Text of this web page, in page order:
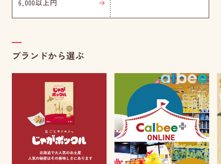
6,000以上円
ブランドから選ぶ